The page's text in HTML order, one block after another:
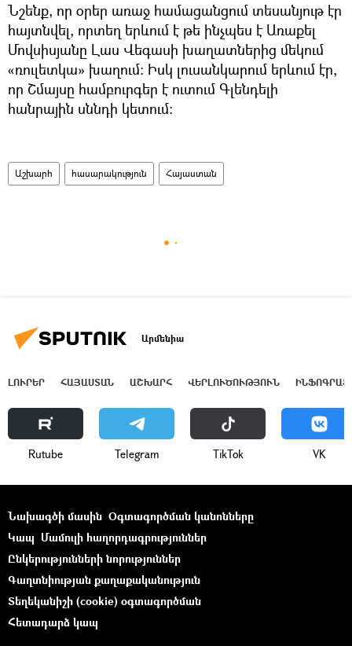
Նշենք, որ օրեր առաջ համացանցում տեսանյութ էր
հայտնվել, որտեղ երևում է թե ինչպես է Առաքել
Մովսիսյանը Լաս Վեգասի խաղատներից մեկում
«ռուլետկա» խաղում: Իսկ լուսանկարում երևում էր,
որ Շմայսը համբուրգեր է ուտում Գլենդելի
հանրային սննդի կետում:
Աշխարհ հասարակություն Հայաստան
Արմենիա
ԼՈՒՐԵՐ ՀԱՅԱՍՏԱՆ ԱՇԽԱՐՀ ՎԵՐԼՈՒԾՈՒԹՅՈՒՆ
Rutube Telegram ТikТоk VK
Նախագծի մասին Օգտագործման կանոնները
Կապ Մամուլի հաղորդագրություններ
Ընկերությունների նորություններ
Գաղտնիության քաղաքականություն
Տեղեկանիշի (cookie) օգտագործման
Հետադարձ կապ